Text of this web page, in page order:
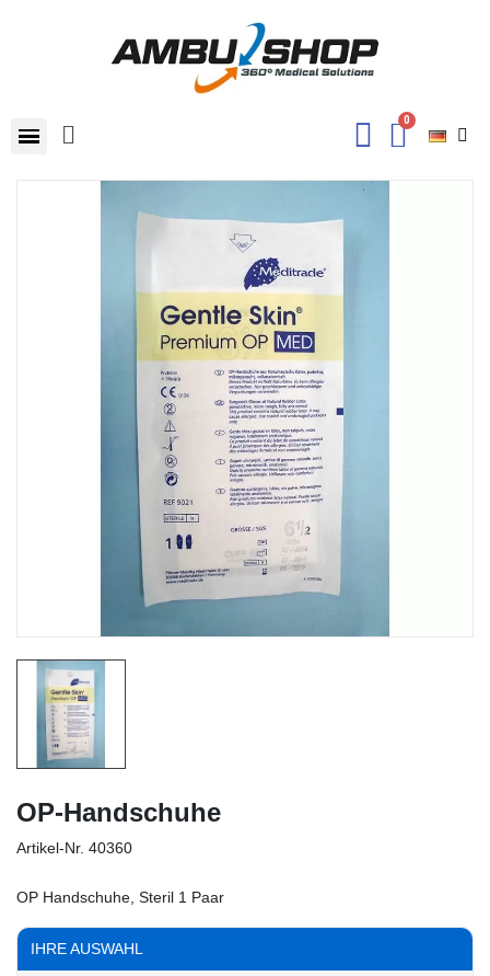
OP-Handschuhe
Artikel-Nr. 40360
OP Handschuhe, Steril 1 Paar
IHRE AUSWAHL